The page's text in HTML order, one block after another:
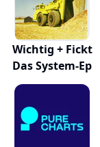
Wichtig + Fickt
Das System-Ep